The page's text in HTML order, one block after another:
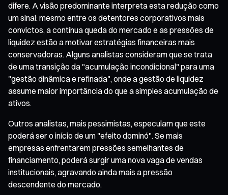
difere. A visão predominante interpreta esta redução como
um sinal: mesmo entre os detentores corporativos mais
convictos, a contínua queda do mercado e as pressões de
liquidez estão a motivar estratégias financeiras mais
conservadoras. Alguns analistas consideram que se trata
de uma transição da "acumulação incondicional" para uma
"gestão dinâmica e refinada", onde a gestão de liquidez
assume maior importância do que a simples acumulação de
ativos.
Outros analistas, mais pessimistas, especulam que este
poderá ser o início de um "efeito dominó". Se mais
empresas enfrentarem pressões semelhantes de
financiamento, poderá surgir uma nova vaga de vendas
institucionais, agravando ainda mais a pressão
descendente do mercado.